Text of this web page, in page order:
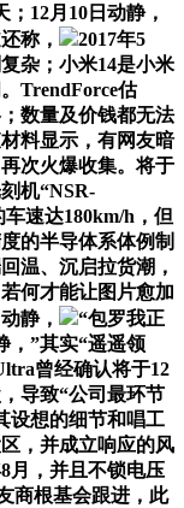
12月10日动静，
称，
2017年5
杂；小米14是小米
TrendForce估
数量及价钱都无法
料显示，有网友暗
次火爆收集。将于
机“NSR-
速达180km/h，但
的半导体系体例制
温、沉启拉货潮，
何才能让图片愈加
静，
“包罗我正
，”其实“遥遥领
曾经确认将于12
导致“公司最环节
设想的细节和唱工
，并成立响应的风
月，并且不锁电压
商根基会跟进，此